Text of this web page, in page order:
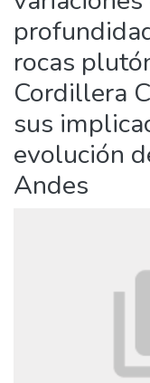
rocas
Cordillera
sus
evolución
Andes